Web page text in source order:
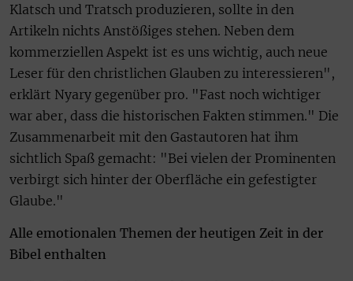
Klatsch und Tratsch produzieren, sollte in den
Artikeln nichts Anstößiges stehen. Neben dem
kommerziellen Aspekt ist es uns wichtig, auch neue
Leser für den christlichen Glauben zu interessieren",
erklärt Nyary gegenüber pro. "Fast noch wichtiger
war aber, dass die historischen Fakten stimmen." Die
Zusammenarbeit mit den Gastautoren hat ihm
sichtlich Spaß gemacht: "Bei vielen der Prominenten
verbirgt sich hinter der Oberfläche ein gefestigter
Glaube."
Alle emotionalen Themen der heutigen Zeit in der
Bibel enthalten